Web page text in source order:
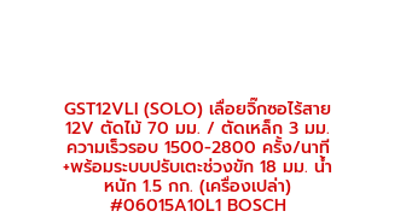
GST12VLI (SOLO) เลื่อยจิ๊กซอไร้สาย
12V ตัดไม้ 70 มม. / ตัดเหล็ก 3 มม.
ความเร็วรอบ 1500-2800 ครั้ง/นาที
+พร้อมระบบปรับเตะช่วงขัก 18 มม. น้ำ
หนัก 1.5 กก. (เครื่องเปล่า)
#06015A10L1 BOSCH